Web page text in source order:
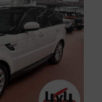
🔍